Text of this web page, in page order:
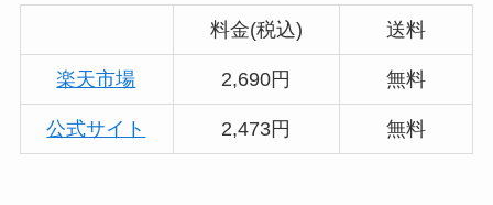
料金(税込) 送料
楽天市場 2,690円 無料
公式サイト 2,473円 無料